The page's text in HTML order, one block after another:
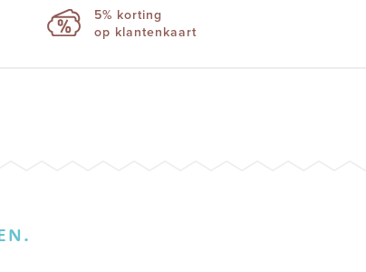
5% korting
op klantenkaart